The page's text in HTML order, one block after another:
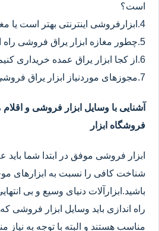
است؟
4.ابزارفروشی اینترنتی بهتر است یا مغازه ابزار یراق؟
5.چطور مغازه ابزار یراق فروشی راه اندازی کنیم؟
6.از کجا ابزار یراق عمده خریداری کنیم؟
7.مجوزهای موردنیاز ابزار یراق فروشی چیست؟
آشنایی با وسایل ابزار فروشی و اقلام
فروشگاه ابزار
ابزار فروشی موفق در ابتدا شما باید
شناخت کافی را نسبت به ابزارهای
باشید.ابزارآلات دنیای وسیع و بی
راه اندازی باید وسایل ابزار فروشی
مناسب هستند و البته با توجه به نیاز